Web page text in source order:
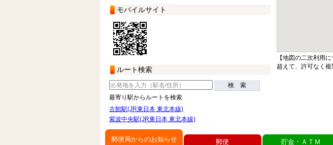
モバイルサイト
ルート検索
検 索
最寄り駅からルートを検索
古館駅(JR東日本 東北本線)
紫波中央駅(JR東日本 東北本線)
【地図の二次利用
超えて、許可なく
郵便局からのお知らせ 郵便 貯金・ＡＴＭ